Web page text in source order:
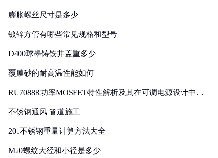
膨胀螺丝尺寸是多少
镀锌方管有哪些常见规格和型号
D400球墨铸铁井盖重多少
覆膜砂的耐高温性能如何
RU7088R功率MOSFET特性解析及其在可调电源设计中的
不锈钢通风 管道施工
201不锈钢重量计算方法大全
M20螺纹大径和小径是多少